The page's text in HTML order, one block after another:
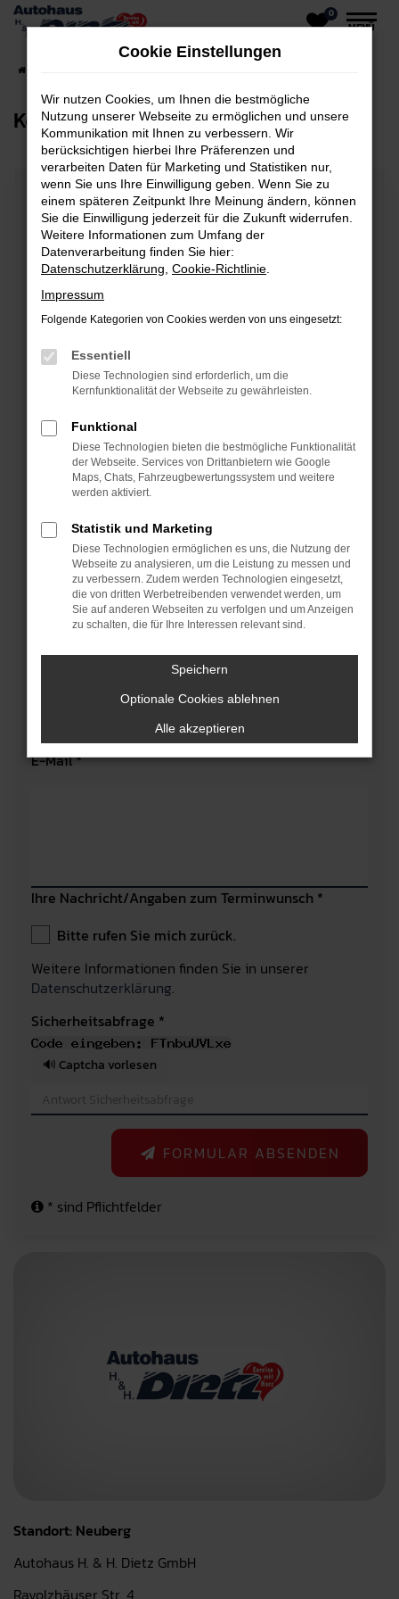
Zum
springen
0
MENÜ
Kontakt & Öffnungszeiten
Kontaktformular
Wählen Sie bitte den entsprechenden Betreff für die
Kontaktanfrage
Betreff
Vorname *
Nachname *
Kd.-Nr./Kennzeichen
E-Mail *
Ihre Nachricht/Angaben zum Terminwunsch *
Bitte rufen Sie mich zurück.
Weitere Informationen finden Sie in unserer
Datenschutzerklärung.
Sicherheitsabfrage *
🔊 Captcha vorlesen
FORMULAR ABSENDEN
* sind Pflichtfelder
Standort: Neuberg
Autohaus H. & H. Dietz GmbH
Ravolzhäuser Str. 4
Cookie Einstellungen
Wir nutzen Cookies, um Ihnen die bestmögliche
Nutzung unserer Webseite zu ermöglichen und unsere
Kommunikation mit Ihnen zu verbessern. Wir
berücksichtigen hierbei Ihre Präferenzen und
verarbeiten Daten für Marketing und Statistiken nur,
wenn Sie uns Ihre Einwilligung geben. Wenn Sie zu
einem späteren Zeitpunkt Ihre Meinung ändern, können
Sie die Einwilligung jederzeit für die Zukunft widerrufen.
Weitere Informationen zum Umfang der
Datenverarbeitung finden Sie hier:
Datenschutzerklärung Cookie-Richtlinie
Impressum
Folgende Kategorien von Cookies werden von uns eingesetzt:
Essentiell
Diese Technologien sind erforderlich, um die
Kernfunktionalität der Webseite zu gewährleisten.
Funktional
Diese Technologien bieten die bestmögliche Funktionalität
der Webseite. Services von Drittanbietern wie Google
Maps, Chats, Fahrzeugbewertungssystem und weitere
werden aktiviert.
Statistik und Marketing
Diese Technologien ermöglichen es uns, die Nutzung der
Webseite zu analysieren, um die Leistung zu messen und
zu verbessern. Zudem werden Technologien eingesetzt,
die von dritten Werbetreibenden verwendet werden, um
Sie auf anderen Webseiten zu verfolgen und um Anzeigen
zu schalten, die für Ihre Interessen relevant sind.
Speichern
Optionale Cookies ablehnen
Alle akzeptieren